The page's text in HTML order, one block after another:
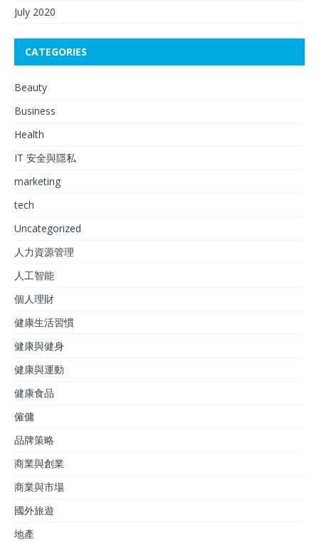
July 2020
CATEGORIES
Beauty
Business
Health
IT 安全與隱私
marketing
tech
Uncategorized
人力資源管理
人工智能
個人理財
健康生活習慣
健康與健身
健康與運動
健康食品
僱傭
品牌策略
商業與創業
商業與市場
國外旅遊
地產